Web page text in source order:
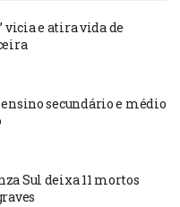
vicia e atira vida de
secundário e médio
Sul deixa 11 mortos